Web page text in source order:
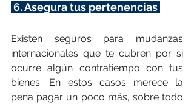
6. Asegura tus pertenencias
Existen seguros para mudanzas
internacionales que te cubren por si
ocurre algún contratiempo con tus
bienes. En estos casos merece la
pena pagar un poco más, sobre todo